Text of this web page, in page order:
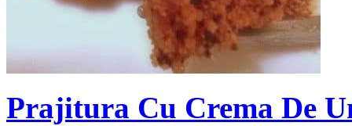
Prajitura Cu Crema De